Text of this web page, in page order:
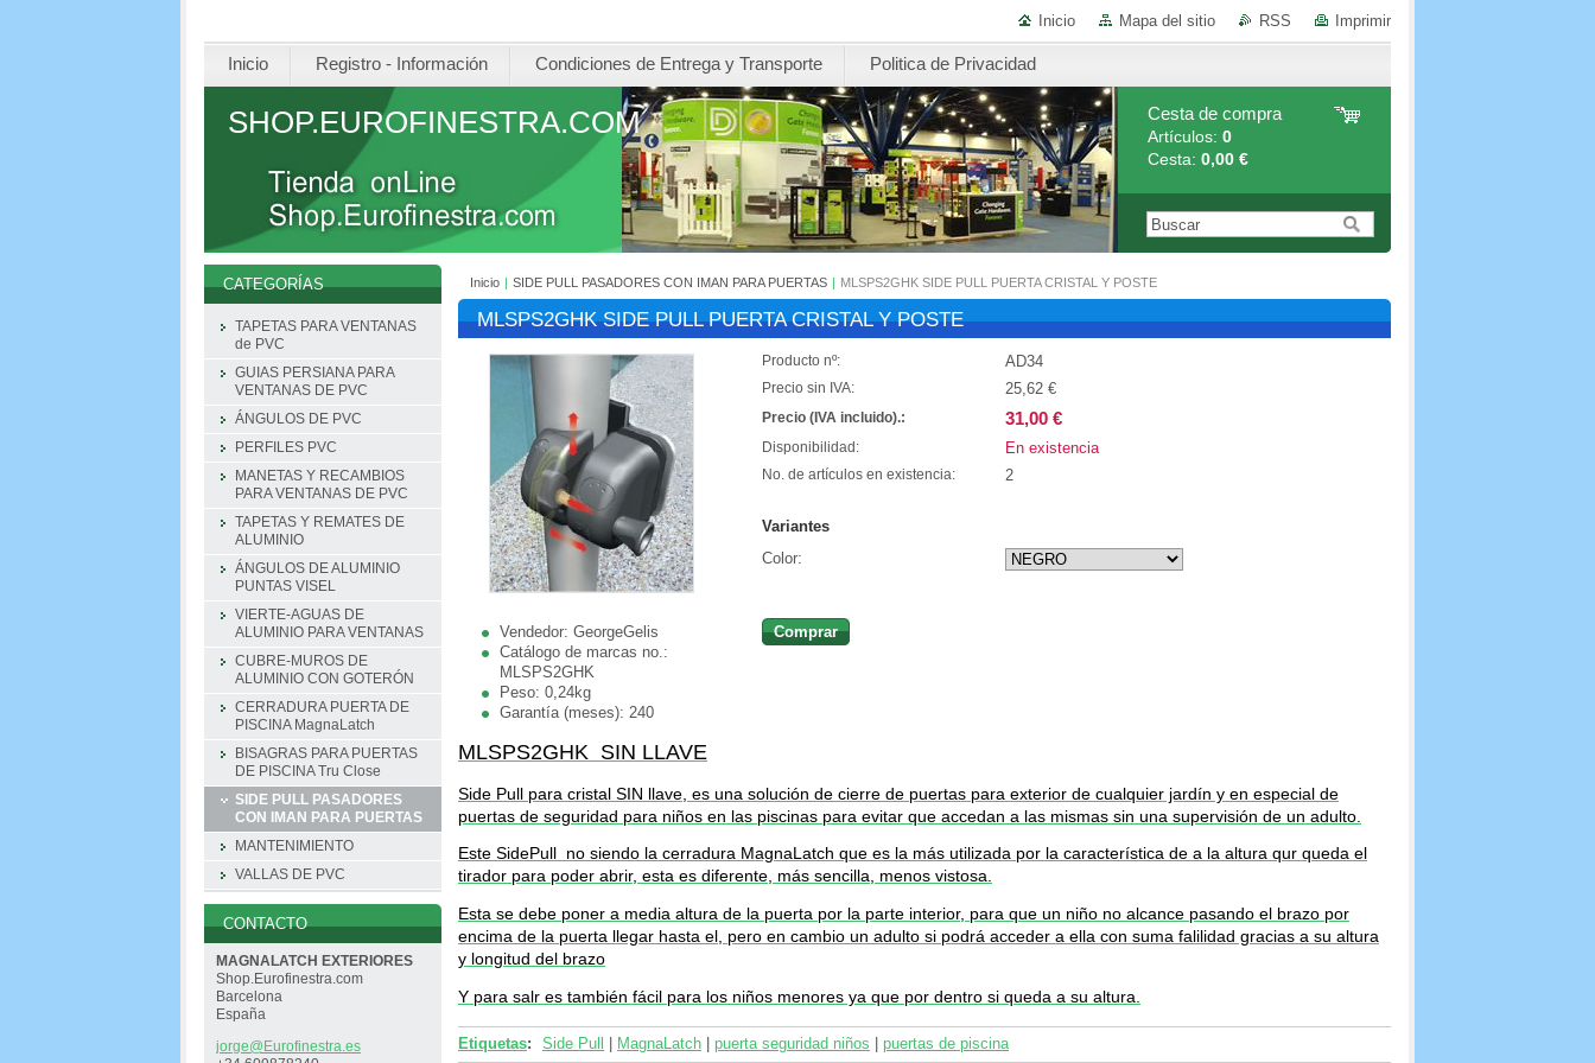
Inicio Mapa del sitio RSS Imprimir
Inicio Registro - Información Condiciones de Entrega y Transporte Politica de Privacidad
SHOP.EUROFINESTRA.COM Cesta de compra
Artículos: 0
Cesta: 0,00 €
Inicio | SIDE PULL PASADORES CON IMAN PARA PUERTAS | MLSPS2GHK SIDE PULL PUERTA CRISTAL Y POSTE
MLSPS2GHK SIDE PULL PUERTA CRISTAL Y POSTE
Vendedor: GeorgeGelis
Catálogo de marcas no.:
MLSPS2GHK
Peso: 0,24kg
Garantía (meses): 240
Producto nº: AD34
Precio sin IVA: 25,62 €
Precio (IVA incluido).: 31,00 €
Disponibilidad: En existencia
No. de artículos en existencia: 2
Variantes
Color:
Comprar
MLSPS2GHK SIN LLAVE
Side Pull para cristal SIN llave, es una solución de cierre de puertas para exterior de cualquier jardín y en especial de
puertas de seguridad para niños en las piscinas para evitar que accedan a las mismas sin una supervisión de un adulto.
Este SidePull no siendo la cerradura MagnaLatch que es la más utilizada por la característica de a la altura qur queda el
tirador para poder abrir, esta es diferente, más sencilla, menos vistosa.
Esta se debe poner a media altura de la puerta por la parte interior, para que un niño no alcance pasando el brazo por
encima de la puerta llegar hasta el, pero en cambio un adulto si podrá acceder a ella con suma falilidad gracias a su altura
y longitud del brazo
Y para salr es también fácil para los niños menores ya que por dentro si queda a su altura.
Etiquetas: Side Pull MagnaLatch puerta seguridad niños puertas de piscina
CATEGORÍAS
TAPETAS PARA VENTANAS
de PVC
GUIAS PERSIANA PARA
VENTANAS DE PVC
ÁNGULOS DE PVC
PERFILES PVC
MANETAS Y RECAMBIOS
PARA VENTANAS DE PVC
TAPETAS Y REMATES DE
ALUMINIO
ÁNGULOS DE ALUMINIO
PUNTAS VISEL
VIERTE-AGUAS DE
ALUMINIO PARA VENTANAS
CUBRE-MUROS DE
ALUMINIO CON GOTERÓN
CERRADURA PUERTA DE
PISCINA MagnaLatch
BISAGRAS PARA PUERTAS
DE PISCINA Tru Close
SIDE PULL PASADORES
CON IMAN PARA PUERTAS
MANTENIMIENTO
VALLAS DE PVC
CONTACTO
MAGNALATCH EXTERIORES
Shop.Eurofinestra.com
Barcelona
España
jorge@Eurofinestra.es